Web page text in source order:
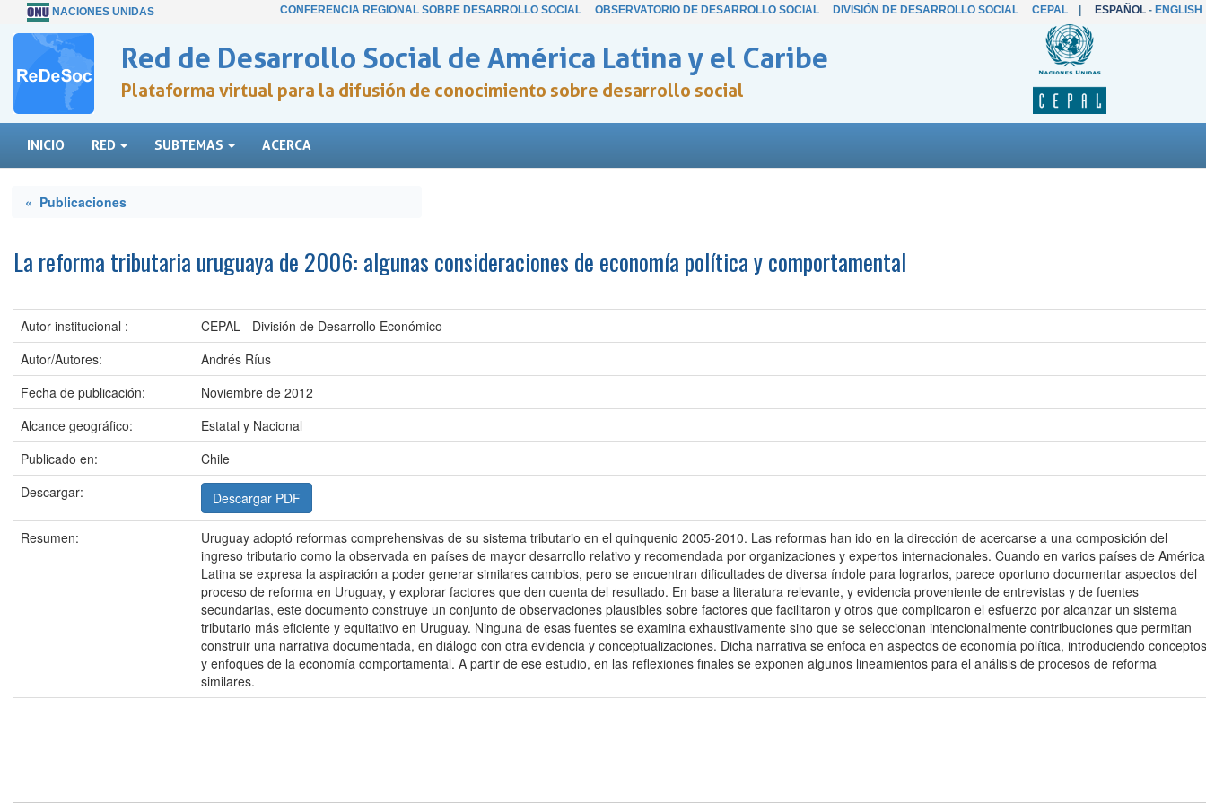
NACIONES UNIDAS CONFERENCIA REGIONAL SOBRE DESARROLLO SOCIAL OBSERVATORIO DE DESARROLLO SOCIAL DIVISIÓN DE DESARROLLO SOCIAL CEPAL| ESPAÑOL- ENGLISH
Red de Desarrollo Social de América Latina y el Caribe
Plataforma virtual para la difusión de conocimiento sobre desarrollo social
INICIO RED SUBTEMAS ACERCA
« Publicaciones
La reforma tributaria uruguaya de 2006: algunas consideraciones de economía política y comportamental
Autor institucional :
CEPAL - División de Desarrollo Económico
Autor/Autores:
Andrés Ríus
Fecha de publicación:
Noviembre de 2012
Alcance geográfico:
Estatal y Nacional
Publicado en:
Chile
Descargar:
Descargar PDF
Resumen:
Uruguay adoptó reformas comprehensivas de su sistema tributario en el quinquenio 2005-2010. Las reformas han ido en la dirección de acercarse a una composición del
ingreso tributario como la observada en países de mayor desarrollo relativo y recomendada por organizaciones y expertos internacionales. Cuando en varios países de América
Latina se expresa la aspiración a poder generar similares cambios, pero se encuentran dificultades de diversa índole para lograrlos, parece oportuno documentar aspectos del
proceso de reforma en Uruguay, y explorar factores que den cuenta del resultado. En base a literatura relevante, y evidencia proveniente de entrevistas y de fuentes
secundarias, este documento construye un conjunto de observaciones plausibles sobre factores que facilitaron y otros que complicaron el esfuerzo por alcanzar un sistema
tributario más eficiente y equitativo en Uruguay. Ninguna de esas fuentes se examina exhaustivamente sino que se seleccionan intencionalmente contribuciones que permitan
construir una narrativa documentada, en diálogo con otra evidencia y conceptualizaciones. Dicha narrativa se enfoca en aspectos de economía política, introduciendo conceptos
y enfoques de la economía comportamental. A partir de ese estudio, en las reflexiones finales se exponen algunos lineamientos para el análisis de procesos de reforma
similares.